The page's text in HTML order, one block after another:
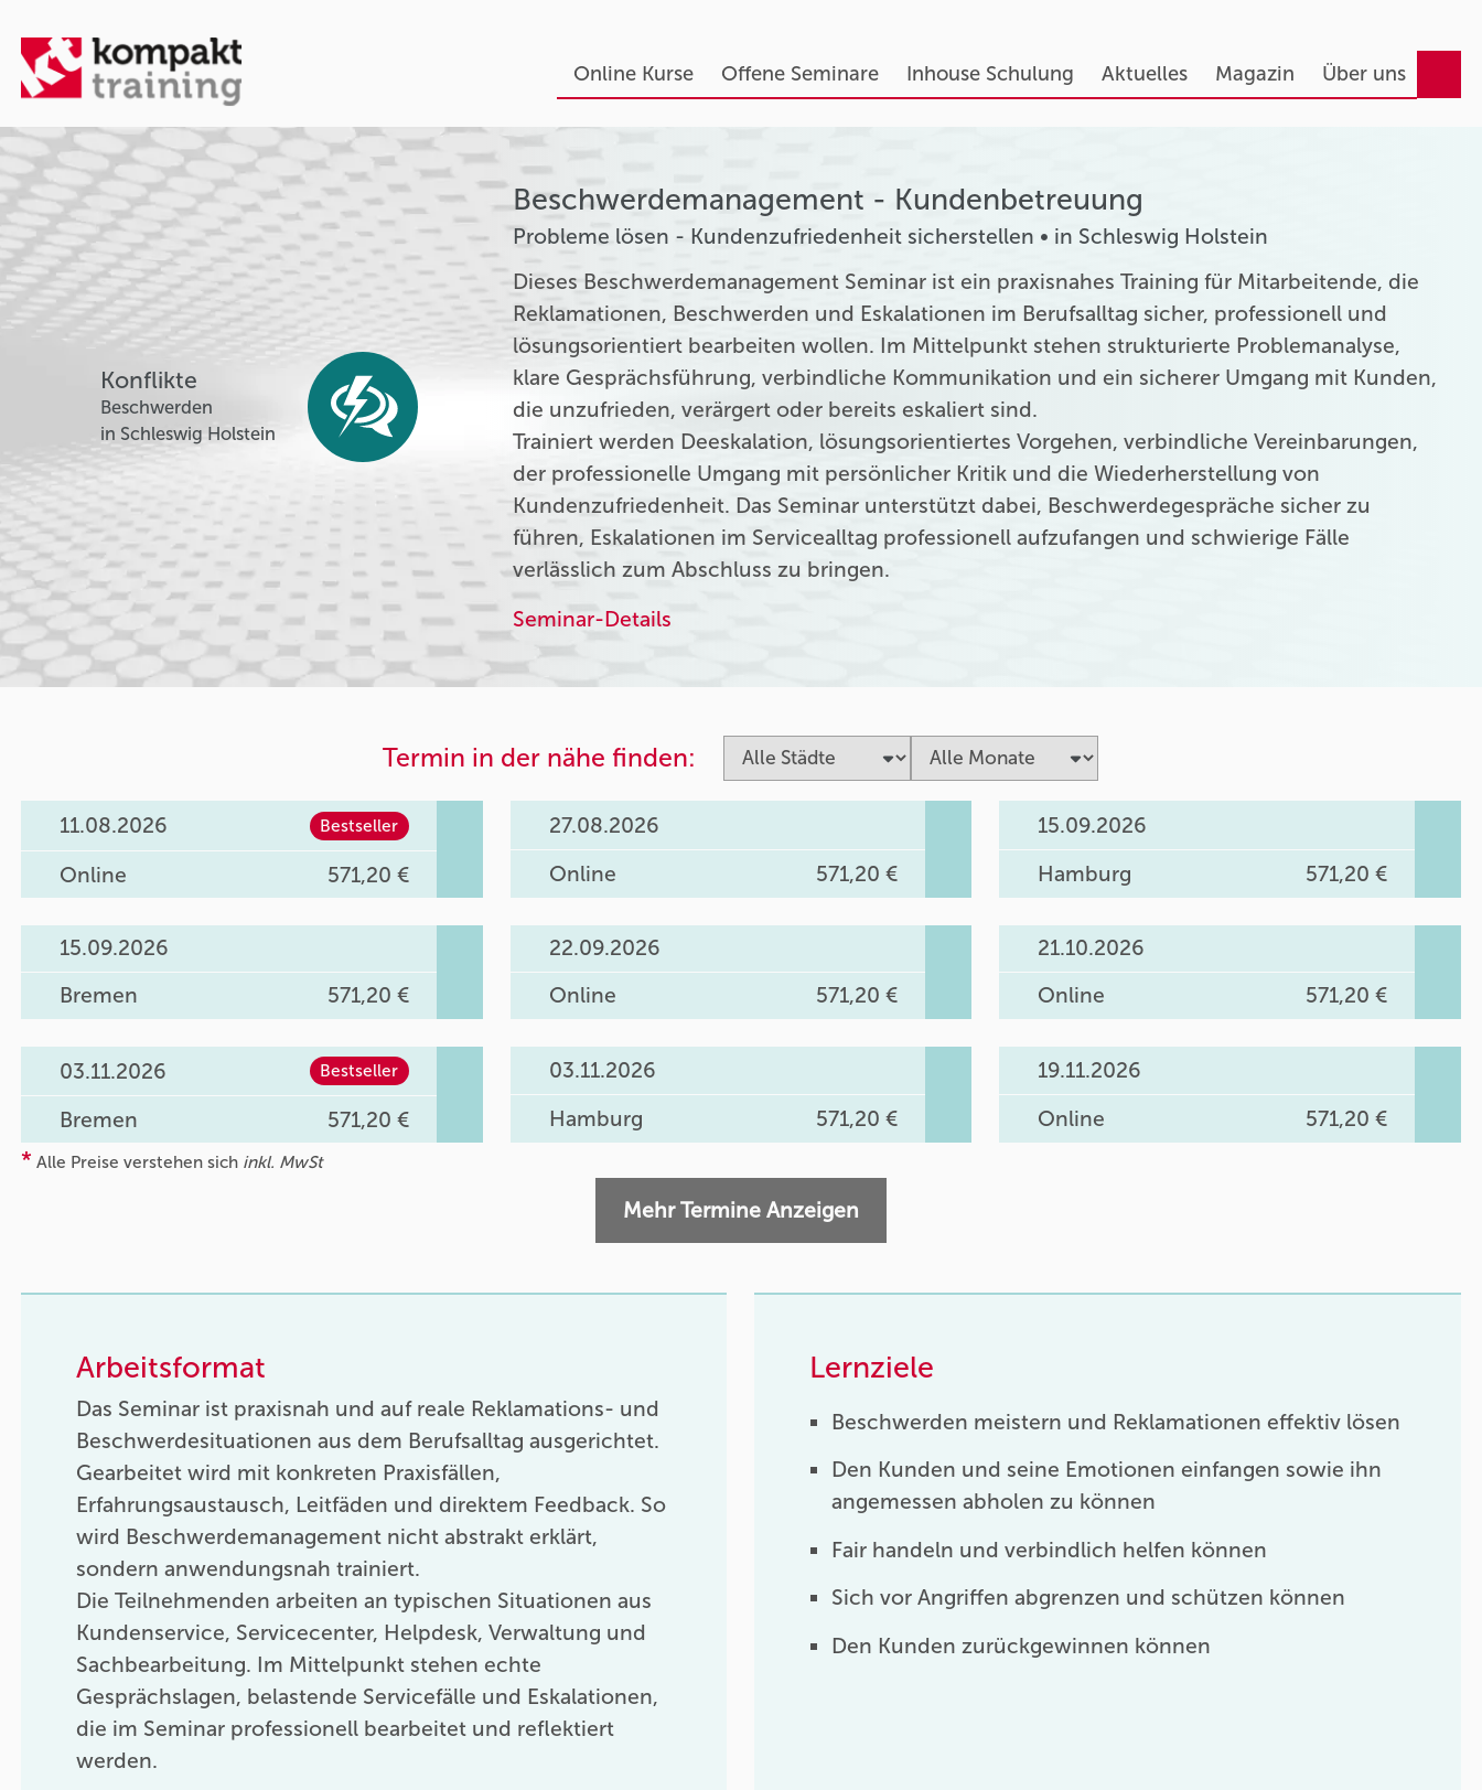
Online Kurse Offene Seminare Inhouse Schulung Aktuelles Magazin Über uns
Konflikte
Beschwerden
in Schleswig Holstein
Beschwerdemanagement - Kundenbetreuung
Probleme lösen - Kundenzufriedenheit sicherstellen • in Schleswig Holstein
Dieses Beschwerdemanagement Seminar ist ein praxisnahes Training für Mitarbeitende, die
Reklamationen, Beschwerden und Eskalationen im Berufsalltag sicher, professionell und
lösungsorientiert bearbeiten wollen. Im Mittelpunkt stehen strukturierte Problemanalyse,
klare Gesprächsführung, verbindliche Kommunikation und ein sicherer Umgang mit Kunden,
die unzufrieden, verärgert oder bereits eskaliert sind.
Trainiert werden Deeskalation, lösungsorientiertes Vorgehen, verbindliche Vereinbarungen,
der professionelle Umgang mit persönlicher Kritik und die Wiederherstellung von
Kundenzufriedenheit. Das Seminar unterstützt dabei, Beschwerdegespräche sicher zu
führen, Eskalationen im Servicealltag professionell aufzufangen und schwierige Fälle
verlässlich zum Abschluss zu bringen.
Seminar-Details
Termin in der nähe finden:
11.08.2026 Bestseller
Online 571,20 €
27.08.2026
Online
571,20 €
15.09.2026
Hamburg
571,20 €
15.09.2026
Bremen
571,20 €
22.09.2026
Online
571,20 €
21.10.2026
Online
571,20 €
03.11.2026 Bestseller
Bremen 571,20 €
03.11.2026
Hamburg
571,20 €
19.11.2026
Online
571,20 €
* Alle Preise verstehen sich inkl. MwSt
Mehr Termine Anzeigen
Arbeitsformat
Das Seminar ist praxisnah und auf reale Reklamations- und
Beschwerdesituationen aus dem Berufsalltag ausgerichtet.
Gearbeitet wird mit konkreten Praxisfällen,
Erfahrungsaustausch, Leitfäden und direktem Feedback. So
wird Beschwerdemanagement nicht abstrakt erklärt,
sondern anwendungsnah trainiert.
Die Teilnehmenden arbeiten an typischen Situationen aus
Kundenservice, Servicecenter, Helpdesk, Verwaltung und
Sachbearbeitung. Im Mittelpunkt stehen echte
Gesprächslagen, belastende Servicefälle und Eskalationen,
die im Seminar professionell bearbeitet und reflektiert
werden.
Lernziele
Beschwerden meistern und Reklamationen effektiv lösen
Den Kunden und seine Emotionen einfangen sowie ihn
angemessen abholen zu können
Fair handeln und verbindlich helfen können
Sich vor Angriffen abgrenzen und schützen können
Den Kunden zurückgewinnen können